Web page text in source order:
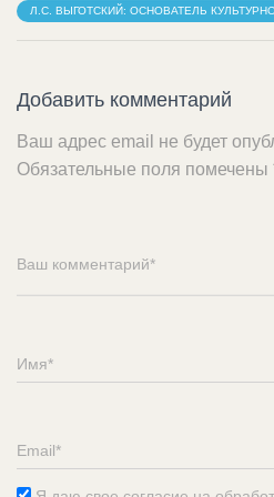
Л.С. ВЫГОТСКИЙ: ОСНОВАТЕЛЬ
Добавить комментарий
Ваш адрес email не будет
Обязательные поля помечены